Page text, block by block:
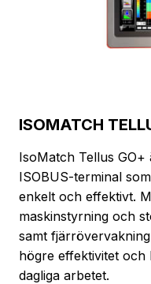
ISOMATCH
IsoMatch Tellus
ISOBUS-terminal
enkelt och effektivt.
maskinstyrning och
samt
högre effektivitet och
dagliga arbetet.